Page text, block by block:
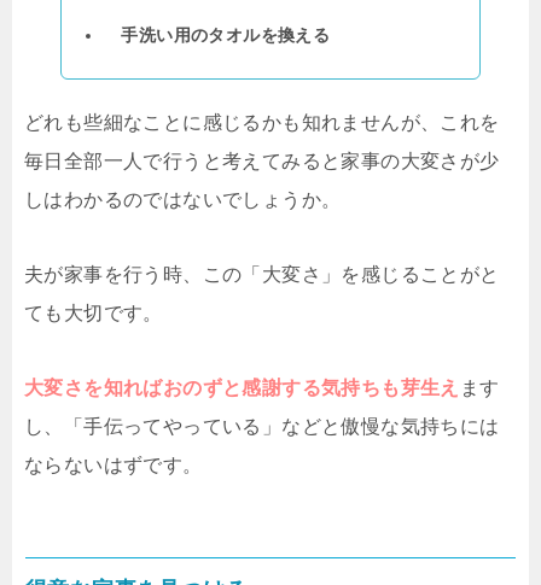
手洗い用のタオルを換える
どれも些細なことに感じるかも知れませんが、これを
毎日全部一人で行うと考えてみると家事の大変さが少
しはわかるのではないでしょうか。
夫が家事を行う時、この「大変さ」を感じることがと
ても大切です。
大変さを知ればおのずと感謝する気持ちも芽生え ます
し、「手伝ってやっている」などと傲慢な気持ちには
ならないはずです。